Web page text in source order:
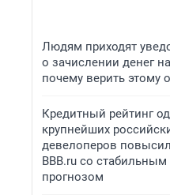
Людям приходят
о зачислении денег
почему верить этому
Кредитный рейтинг
крупнейших
девелоперов
BBB.ru со стабильным
прогнозом